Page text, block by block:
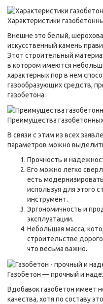
Характеристики
Внешне это белый,
искусственный камень
Этот строительный
в котором имеются
характерных пор в нем
газообразующих средств,
газобетона.
Преимущества
В связи с этим из всех
параметров можно
Прочность и
Его можно легко
есть
используя для этого
инструмент.
Эргономичность и
эксплуатации.
Небольшая масса,
строительстве
что весьма важно.
Газобетон — прочный и
Вдобавок газобетон имеет
качества, хотя по составу